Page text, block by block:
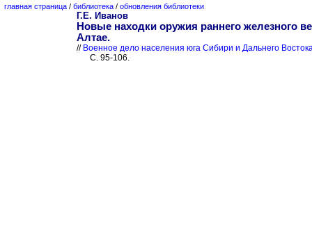
главная страница / библиотека / обновления библиотеки
Г.Е. Иванов
Новые находки оружия раннего железного
Алтае.
// Военное дело населения юга Сибири и Дальнего
С. 95-106.